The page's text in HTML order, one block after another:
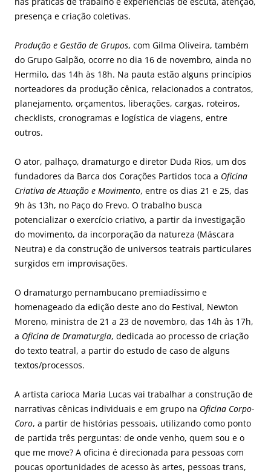
presença e criação coletivas.
Produção e Gestão de Grupos, com Gilma Oliveira, também
do Grupo Galpão, ocorre no dia 16 de novembro, ainda no
Hermilo, das 14h às 18h. Na pauta estão alguns princípios
norteadores da produção cênica, relacionados a contratos,
planejamento, orçamentos, liberações, cargas, roteiros,
checklists, cronogramas e logística de viagens, entre
outros.
O ator, palhaço, dramaturgo e diretor Duda Rios, um dos
fundadores da Barca dos Corações Partidos toca a Oficina
Criativa de Atuação e Movimento, entre os dias 21 e 25, das
9h às 13h, no Paço do Frevo. O trabalho busca
potencializar o exercício criativo, a partir da investigação
do movimento, da incorporação da natureza (Máscara
Neutra) e da construção de universos teatrais particulares
surgidos em improvisações.
O dramaturgo pernambucano premiadíssimo e
homenageado da edição deste ano do Festival, Newton
Moreno, ministra de 21 a 23 de novembro, das 14h às 17h,
a Oficina de Dramaturgia, dedicada ao processo de criação
do texto teatral, a partir do estudo de caso de alguns
textos/processos.
A artista carioca Maria Lucas vai trabalhar a construção de
narrativas cênicas individuais e em grupo na Oficina Corpo-
Coro, a partir de histórias pessoais, utilizando como ponto
de partida três perguntas: de onde venho, quem sou e o
que me move? A oficina é direcionada para pessoas com
poucas oportunidades de acesso às artes, pessoas trans,